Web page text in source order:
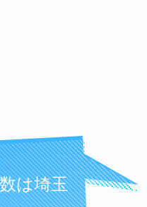
は埼玉